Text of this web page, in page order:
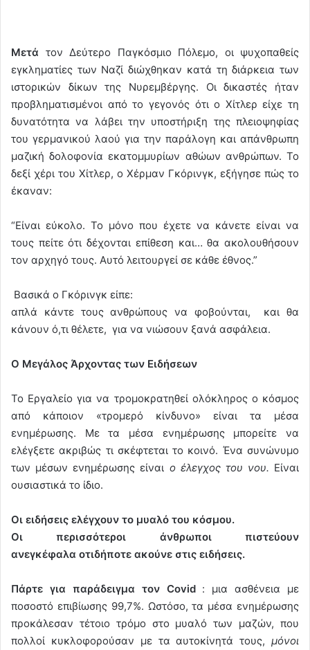
Μετά τον Δεύτερο Παγκόσμιο Πόλεμο, οι ψυχοπαθείς
εγκληματίες των Ναζί διώχθηκαν κατά τη διάρκεια των
ιστορικών δίκων της Νυρεμβέργης. Οι δικαστές ήταν
προβληματισμένοι από το γεγονός ότι ο Χίτλερ είχε τη
δυνατότητα να λάβει την υποστήριξη της πλειοψηφίας
του γερμανικού λαού για την παράλογη και απάνθρωπη
μαζική δολοφονία εκατομμυρίων αθώων ανθρώπων. Το
δεξί χέρι του Χίτλερ, ο Χέρμαν Γκόρινγκ, εξήγησε πώς το
έκαναν:
“Είναι εύκολο. Το μόνο που έχετε να κάνετε είναι να
τους πείτε ότι δέχονται επίθεση και… θα ακολουθήσουν
τον αρχηγό τους. Αυτό λειτουργεί σε κάθε έθνος.”
Βασικά ο Γκόρινγκ είπε:
απλά κάντε τους ανθρώπους να φοβούνται, και θα
κάνουν ό,τι θέλετε, για να νιώσουν ξανά ασφάλεια.
Ο Μεγάλος Άρχοντας των Ειδήσεων
Το Εργαλείο για να τρομοκρατηθεί ολόκληρος ο κόσμος
από κάποιον «τρομερό κίνδυνο» είναι τα μέσα
ενημέρωσης. Με τα μέσα ενημέρωσης μπορείτε να
ελέγξετε ακριβώς τι σκέφτεται το κοινό. Ένα συνώνυμο
των μέσων ενημέρωσης είναι ο έλεγχος του νου. Είναι
ουσιαστικά το ίδιο.
Οι ειδήσεις ελέγχουν το μυαλό του κόσμου.
Οι περισσότεροι άνθρωποι πιστεύουν
ανεγκέφαλα οτιδήποτε ακούνε στις ειδήσεις.
Πάρτε για παράδειγμα τον Covid: μια ασθένεια με
ποσοστό επιβίωσης 99,7%. Ωστόσο, τα μέσα ενημέρωσης
προκάλεσαν τέτοιο τρόμο στο μυαλό των μαζών, που
πολλοί κυκλοφορούσαν με τα αυτοκίνητά τους, μόνοι